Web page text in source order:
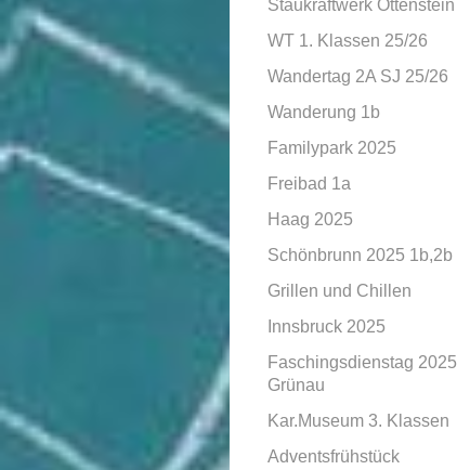
Staukraftwerk Ottenstein
WT 1. Klassen 25/26
Wandertag 2A SJ 25/26
Wanderung 1b
Familypark 2025
Freibad 1a
Haag 2025
Schönbrunn 2025 1b,2b
Grillen und Chillen
Innsbruck 2025
Faschingsdienstag 2025
Grünau
Kar.Museum 3. Klassen
Adventsfrühstück